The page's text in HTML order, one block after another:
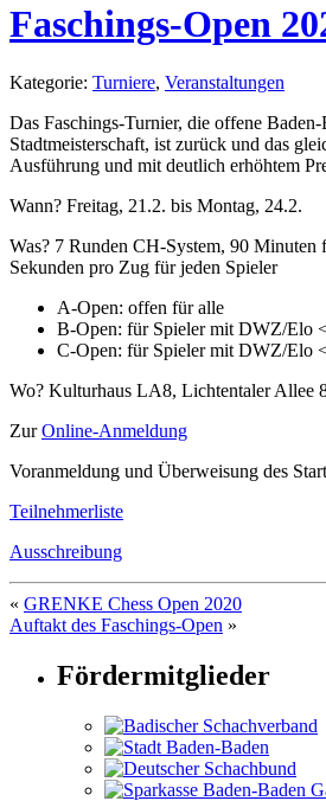
Faschings-Open
Kategorie: Turniere, Veranstaltungen
Das Faschings-Turnier, die offene Baden-
Stadtmeisterschaft, ist zurück und das
Ausführung und mit deutlich erhöhtem
Wann? Freitag, 21.2. bis Montag, 24.2.
Was? 7 Runden CH-System, 90 Minuten
Sekunden pro Zug für jeden Spieler
A-Open: offen für alle
B-Open: für Spieler mit DWZ/Elo
C-Open: für Spieler mit DWZ/Elo
Wo? Kulturhaus LA8, Lichtentaler Allee
ZurOnline-Anmeldung
Voranmeldung und Überweisung des
Teilnehmerliste
Ausschreibung
« GRENKE Chess Open 2020
Auftakt des Faschings-Open »
Fördermitglieder